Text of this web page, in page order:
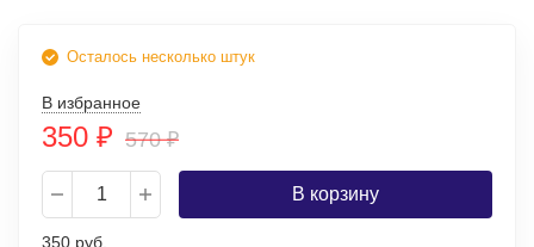
Осталось несколько штук
В избранное
350 ₽ 570₽
В корзину
350 руб.